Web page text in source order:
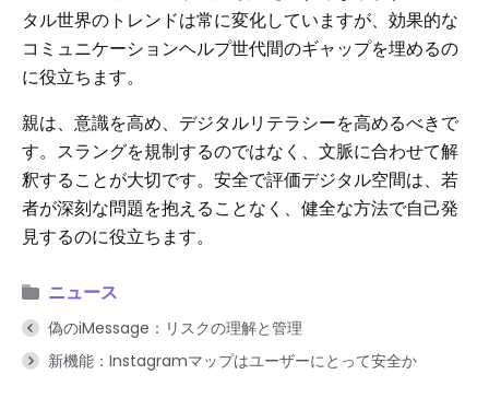
タル世界のトレンドは常に変化していますが、効果的な
コミュニケーションヘルプ世代間のギャップを埋めるの
に役立ちます。
親は、意識を高め、デジタルリテラシーを高めるべきで
す。スラングを規制するのではなく、文脈に合わせて解
釈することが大切です。安全で評価デジタル空間は、若
者が深刻な問題を抱えることなく、健全な方法で自己発
見するのに役立ちます。
ニュース
偽のiMessage：リスクの理解と管理
新機能：Instagramマップはユーザーにとって安全か